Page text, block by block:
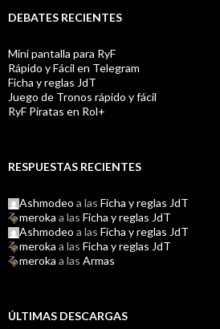
DEBATES RECIENTES
Mini pantalla para RyF
Rápido y Fácil en Telegram
Ficha y reglas JdT
Juego de Tronos rápido y fácil
RyF Piratas en Rol+
RESPUESTAS RECIENTES
Ashmodeo a las Ficha y reglas JdT
meroka a las Ficha y reglas JdT
Ashmodeo a las Ficha y reglas JdT
meroka a las Ficha y reglas JdT
meroka a las Armas
ÚLTIMAS DESCARGAS